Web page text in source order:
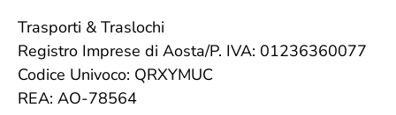
Trasporti & Traslochi
Registro Imprese di Aosta/P. IVA: 01236360077
Codice Univoco: QRXYMUC
REA: AO-78564